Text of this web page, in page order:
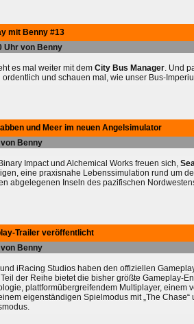
mit Benny #13
Uhr von Benny
es mal weiter mit dem City Bus Manager. Und
ordentlich und schauen mal, wie unser Bus-
und Meer im neuen Angelsimulator
von Benny
Impact und Alchemical Works freuen sich,
eine praxisnahe Lebenssimulation rund um
abgelegenen Inseln des pazifischen
Trailer veröffentlicht
von Benny
iRacing Studios haben den offiziellen
der Reihe bietet die bisher größte Gameplay-
plattformübergreifendem Multiplayer, einem
eigenständigen Spielmodus mit „The